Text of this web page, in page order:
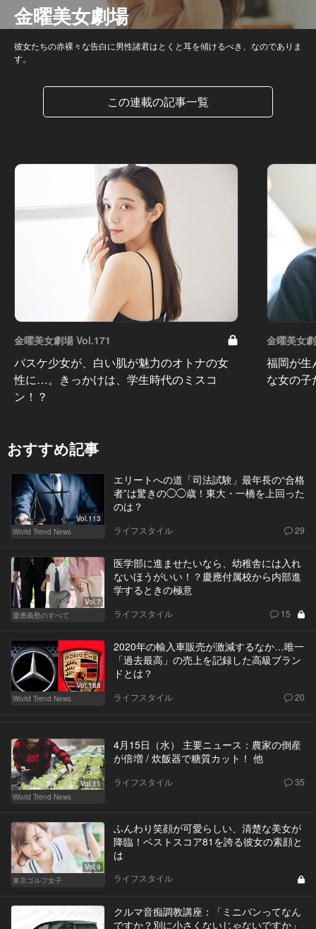
金曜美女劇場
彼女たちの赤裸々な告白に男性諸君はとくと耳を傾けるべき、なのでありま
す。
この連載の記事一覧
金曜美女劇場 Vol.171
バスケ少女が、白い肌が魅力のオトナの女
性に…。きっかけは、学生時代のミスコ
ン！？
金曜美女
福岡が生
な女の
おすすめ記事
Vol.113
World Trend News
エリートへの道「司法試験」最年長の“合格
者”は驚きの◯◯歳！東大・一橋を上回った
のは？
ライフスタイル 29
Vol.7
慶應義塾のすべて
医学部に進ませたいなら、幼稚舎には入れ
ないほうがいい！？慶應付属校から内部進
学するときの極意
ライフスタイル 15
Vol.188
World Trend News
2020年の輸入車販売が激減するなか…唯一
「過去最高」の売上を記録した高級ブラン
ドとは？
ライフスタイル 20
Vol.11
World Trend News
4月15日（水） 主要ニュース：農家の倒産
が倍増 / 炊飯器で糖質カット！ 他
ライフスタイル 35
Vol.9
東京ゴルフ女子
ふんわり笑顔が可愛らしい、清楚な美女が
降臨！ベストスコア81を誇る彼女の素顔と
は
ライフスタイル
クルマ音痴調教講座：「ミニバンってなん
ですか？別に小さくないじゃないですか」